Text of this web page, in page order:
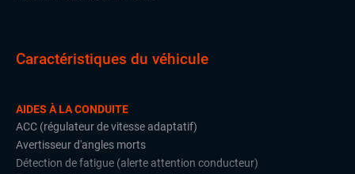
Caractéristiques du véhicule
AIDES À LA CONDUITE
ACC (régulateur de vitesse adaptatif)
Avertisseur d'angles morts
Détection de fatigue (alerte attention conducteur)